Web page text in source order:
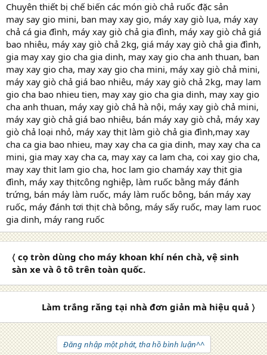
Chuyên thiết bị chế biến các món giò chả ruốc đặc sản
may say gio mini, ban may xay gio, máy xay giò lụa, máy xay
chả cá gia đình, máy xay giò chả gia đình, máy xay giò chả giá
bao nhiêu, máy xay giò chả 2kg, giá máy xay giò chả gia đình,
gia may xay gio cha gia dinh, may xay gio cha anh thuan, ban
may xay gio cha, may xay gio cha mini, máy xay giò chả mini,
máy xay giò chả giá bao nhiêu, máy xay giò chả 2kg, may lam
gio cha bao nhieu tien, may xay gio cha gia dinh, may xay gio
cha anh thuan, máy xay giò chả hà nội, máy xay giò chả mini,
máy xay giò chả giá bao nhiêu, bán máy xay giò chả, máy xay
giò chả loại nhỏ, máy xay thịt làm giò chả gia đình,may xay
cha ca gia bao nhieu, may xay cha ca gia dinh, may xay cha ca
mini, gia may xay cha ca, may xay ca lam cha, coi xay gio cha,
may xay thit lam gio cha, hoc lam gio chamáy xay thịt gia
đình, máy xay thịtcông nghiệp, làm ruốc bằng máy đánh
trứng, bán máy làm ruốc, máy làm ruốc bông, bán máy xay
ruốc, máy đánh tơi thịt chà bông, máy sấy ruốc, may lam ruoc
gia dinh, máy rang ruốc
〈 cọ tròn dùng cho máy khoan khí nén chà, vệ sinh
sàn xe và ô tô trên toàn quốc.
Làm trắng răng tại nhà đơn giản mà hiệu quả 〉
Đăng nhập một phát, tha hồ bình luận^^